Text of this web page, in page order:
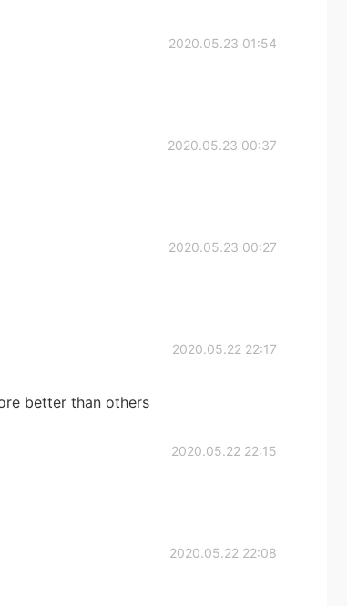
2020.05.23 01:54
2020.05.23 00:37
2020.05.23 00:27
2020.05.22 22:17
better than others
2020.05.22 22:15
2020.05.22 22:08